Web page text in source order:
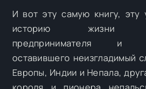
И вот эту самую книгу, эту
историю жизни
предпринимателя и
оставившего неизгладимый
Европы, Индии и Непала,